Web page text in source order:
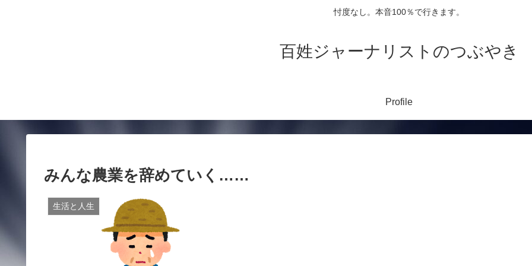
忖度なし。本音100％で行きます。
百姓ジャーナリストのつぶやき
Profile
みんな農業を辞めていく……
生活と人生